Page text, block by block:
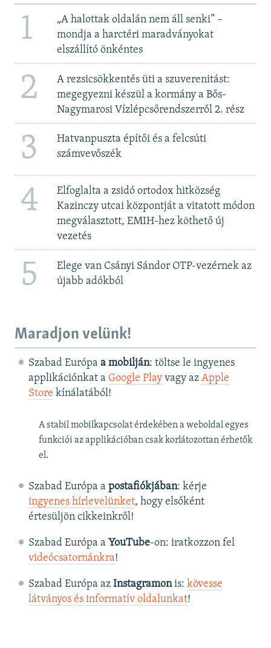
1
„A halottak oldalán nem áll senki” –
mondja a harctéri maradványokat
elszállító önkéntes
2
A rezsicsökkentés üti a szuverenitást:
megegyezni készül a kormány a Bős-
Nagymarosi Vízlépcsőrendszerről 2. rész
3
Hatvanpuszta építői és a felcsúti
számvevőszék
4
Elfoglalta a zsidó ortodox hitközség
Kazinczy utcai központját a vitatott módon
megválasztott, EMIH-hez köthető új
vezetés
5
Elege van Csányi Sándor OTP-vezérnek az
újabb adókból
Maradjon velünk!
Szabad Európa a mobilján: töltse le ingyenes
applikációnkat a Google Playvagy az Apple
Store kínálatából!
A stabil mobilkapcsolat érdekében a weboldal egyes
funkciói az applikációban csak korlátozottan érhetők
el.
Szabad Európa a postafiókjában: kérje
ingyenes hírlevelünket, hogy elsőként
értesüljön cikkeinkről!
Szabad Európa a YouTube-on: iratkozzon fel
videócsatornánkra!
Szabad Európa az Instagramonis: kövesse
látványos és informatív oldalunkat! ​